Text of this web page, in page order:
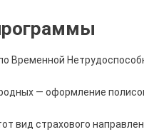
— оформление
вид страхового